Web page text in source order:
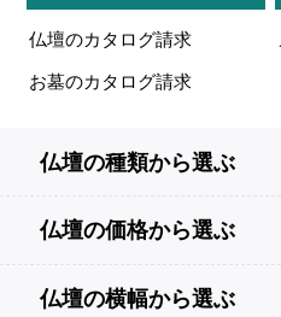
仏壇のカタログ請求
お墓のカタログ請求
仏壇の種類から選ぶ
仏壇の価格から選ぶ
仏壇の横幅から選ぶ